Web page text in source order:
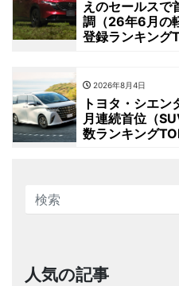
えのセールスで
調（26年6月の
登録ランキング
2026年8月4日
トヨタ・シエ
月連続首位（
数ランキング
人気の記事